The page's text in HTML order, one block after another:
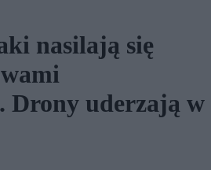
nasilają się
Drony uderzają w